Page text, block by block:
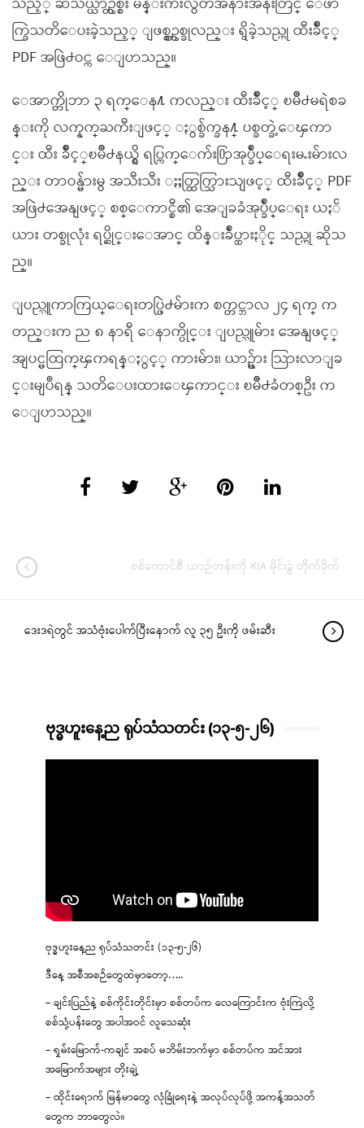
က္ခြဲသတိေပးခဲ့သည့္ ျဖစ္စဥ္တစ္ခုလည္း ရွိခဲ့သည္ဟု ထီးခ်ိဳင့္
PDF အဖြဲ႕ဝင္က ေျပာသည္။
ေအာက္တိုဘာ ၃ ရက္ေန႔ ကလည္း ထီးခ်ိဳင့္ ၿမိဳ႕မရဲစခ
န္းကို လက္နက္ႀကီးျဖင့္ ႏွစ္ခ်က္ခန႔္ ပစ္ခတ္ခဲ့ေၾကာ
င္း ထီး ခ်ိဳင့္ၿမိဳ႕နယ္ရွိ ရပ္ကြက္ေက်း႐ြာအုပ္ခ်ဳပ္ေရးမႉးမ်ားလ
ည္း တာဝန္မ်ားမွ အသီးသီး ႏႈတ္ထြက္သြားသျဖင့္ ထီးခ်ိဳင့္ PDF
အဖြဲ႕အေနျဖင့္ စစ္ေကာင္စီ၏ အေျခခံအုပ္ခ်ဳပ္ေရး ယႏၲ
ယား တစ္ခုလုံး ရပ္ဆိုင္းေအာင္ ထိန္းခ်ဳပ္ထားႏိုင္ သည္ဟု ဆိုသ
ည္။
ျပည္သူကာကြယ္ေရးတပ္ဖြဲ႕မ်ားက စက္တင္ဘာလ ၂၄ ရက္ က
တည္းက ည ၈ နာရီ ေနာက္ပိုင္း ျပည္သူမ်ား အေနျဖင့္
အျပင္မထြက္ၾကရန္ႏွင့္ ကားမ်ား၊ ယာဥ္မ်ား သြားလာျခ
င္းမျပဳရန္ သတိေပးထားေၾကာင္း ၿမိဳ႕ခံတစ္ဦး က
ေျပာသည္။
စစ်ကောင်စီ ယာဉ်တန်းကို KIA မိုင်းခွဲ တိုက်ခိုက်
ဒေးဒရဲတွင် အသံဗုံးပေါက်ပြီးနောက် လူ ၃၅ ဦးကို ဖမ်းဆီး
ဗုဒ္ဓဟူးနေ့ည ရုပ်သံသတင်း (၁၃-၅-၂၆)
ဗုဒ္ဓဟူးနေ့ည ရုပ်သံသတင်း (၁၃-၅-၂၆)
ဒီနေ့ အစီအစဉ်တွေထဲမှာတော့…..
– ချင်းပြည်နဲ့ စစ်ကိုင်းတိုင်းမှာ စစ်တပ်က လေကြောင်းက ဗုံးကြဲလို့
စစ်သုံ့ပန်းတွေ အပါအဝင် လူသေဆုံး
– ရှမ်းမြောက်-ကချင် အစပ် မဘိမ်းဘက်မှာ စစ်တပ်က အင်အား
အမြောက်အများ တိုးချဲ့
– ထိုင်းရောက် မြန်မာတွေ လုံခြုံရေးနဲ့ အလုပ်လုပ်ဖို့ အကန့်အသတ်
တွေက ဘာတွေလဲ။